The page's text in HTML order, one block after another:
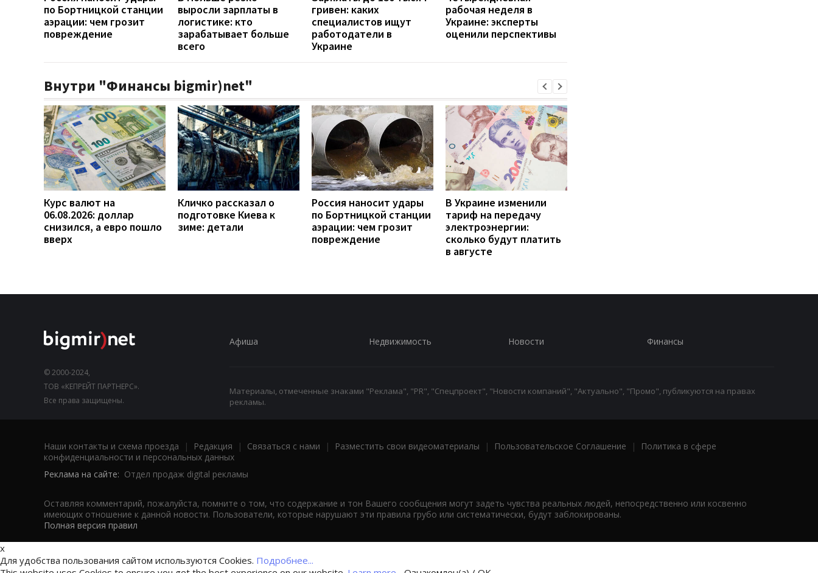
по Бортницкой станции
аэрации: чем грозит
повреждение
выросли зарплаты в
логистике: кто
зарабатывает больше
всего
гривен: каких
специалистов ищут
работодатели в
Украине
рабочая неделя в
Украине: эксперты
оценили перспективы
Внутри "Финансы bigmir)net"
Курс валют на
06.08.2026: доллар
снизился, а евро пошло
вверх
Кличко рассказал о
подготовке Киева к
зиме: детали
Россия наносит удары
по Бортницкой станции
аэрации: чем грозит
повреждение
В Украине изменили
тариф на передачу
электроэнергии:
сколько будут платить
в августе
© 2000-2024,
ТОВ «КЕПРЕЙТ ПАРТНЕРС».
Все права защищены.
Афиша Недвижимость Новости Финансы
Материалы, отмеченные знаками "Реклама", "PR", "Спецпроект", "Новости компаний", "Актуально", "Промо", публикуются на правах
рекламы.
Наши контакты и схема проезда | Редакция | Связаться с нами | Разместить свои видеоматериалы | Пользовательское Соглашение |
Политика в сфере
конфиденциальности и персональных данных
Реклама на сайте: Отдел продаж digital рекламы
Оставляя комментарий, пожалуйста, помните о том, что содержание и тон Вашего сообщения могут задеть чувства реальных людей, непосредственно или косвенно
имеющих отношение к данной новости. Пользователи, которые нарушают эти правила грубо или систематически, будут заблокированы.
Полная версия правил
x
Для удобства пользования сайтом используются Cookies. Подробнее...